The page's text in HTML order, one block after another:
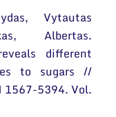
Vytautas
Albertas.
different
to sugars //
5394. Vol.